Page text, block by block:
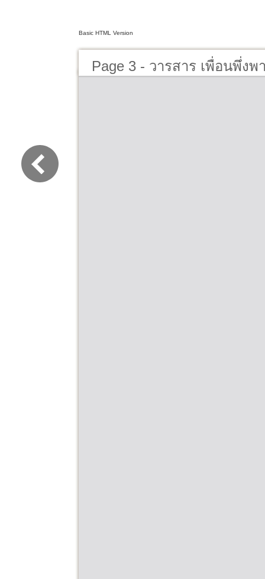
Basic HTML Version
Page 3 - วารสาร เพื่อนพึ่งพ